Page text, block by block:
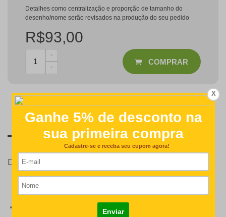
Detalhes como centralização e proporção de tamanho do
desenho/nome serão revisados na produção do seu pedido
R$93,00
COMPRAR
Descrição Modo de Aplicação
Detalhes
Kit para 10 pessoas:
3 toppers de bolo impressos no PVC
X